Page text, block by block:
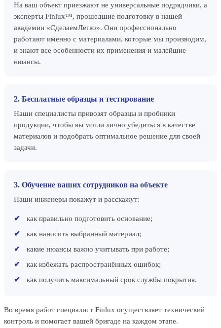
На ваш объект приезжают не универсальные подрядчики, а
эксперты Finlux™, прошедшие подготовку в нашей
академии «СделаемЛегко». Они профессионально
работают именно с материалами, которые мы производим,
и знают все особенности их применения и малейшие
нюансы.
2. Бесплатные образцы и тестирование
Наши специалисты привозят образцы и пробники
продукции, чтобы вы могли лично убедиться в качестве
материалов и подобрать оптимальное решение для своей
задачи.
3. Обучение ваших сотрудников на объекте
Наши инженеры покажут и расскажут:
как правильно подготовить основание;
как наносить выбранный материал;
какие нюансы важно учитывать при работе;
как избежать распространённых ошибок;
как получить максимальный срок службы покрытия.
Во время работ специалист Finlux осуществляет технический
контроль и помогает вашей бригаде на каждом этапе.